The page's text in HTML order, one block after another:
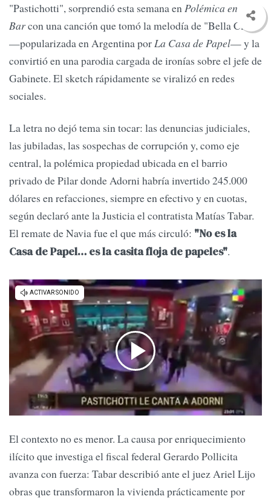
"Pastichotti", sorprendió esta semana enPolémica en el
Barcon una canción que tomó la melodía de "Bella Ciao"
—popularizada en Argentina porLa Casa de Papel— y la
convirtió en una parodia cargada de ironías sobre el jefe de
Gabinete. El sketch rápidamente se viralizó en redes
sociales.
La letra no dejó tema sin tocar: las denuncias judiciales,
las jubiladas, las sospechas de corrupción y, como eje
central, la polémica propiedad ubicada en el barrio
privado de Pilar donde Adorni habría invertido 245.000
dólares en refacciones, siempre en efectivo y en cuotas,
según declaró ante la Justicia el contratista Matías Tabar.
El remate de Navia fue el que más circuló: "No es la
Casa de Papel… es la casita floja de papeles".
El contexto no es menor. La causa por enriquecimiento
ilícito que investiga el fiscal federal Gerardo Pollicita
avanza con fuerza: Tabar describió ante el juez Ariel Lijo
obras que transformaron la vivienda prácticamente por